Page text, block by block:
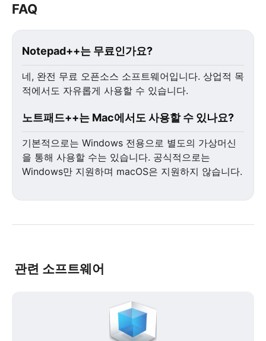
FAQ
Notepad++는 무료인가요?
네, 완전 무료 오픈소스 소프트웨어입니다. 상업적 목
적에서도 자유롭게 사용할 수 있습니다.
노트패드++는 Mac에서도 사용할 수 있나요?
기본적으로는 Windows 전용으로 별도의 가상머신
을 통해 사용할 수는 있습니다. 공식적으로는
Windows만 지원하며 macOS은 지원하지 않습니다.
관련 소프트웨어